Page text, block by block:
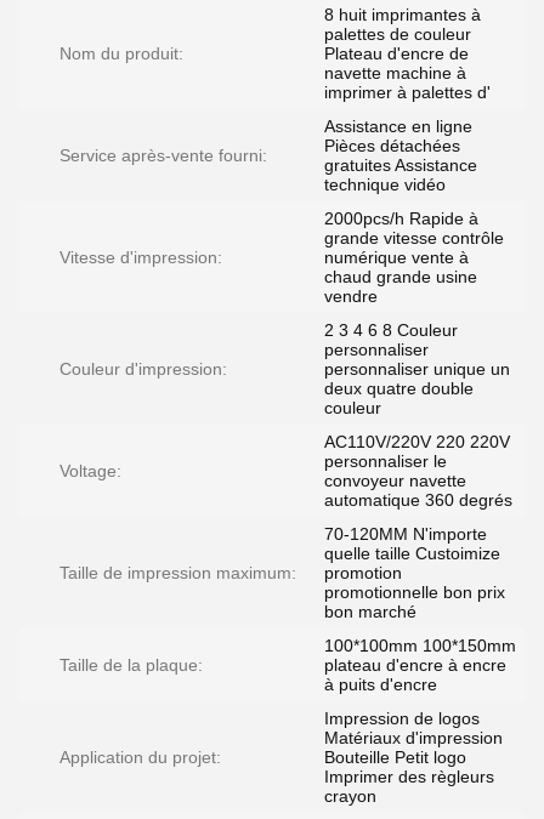
Nom du produit:
8 huit imprimantes à
palettes de couleur
Plateau d'encre de
navette machine à
imprimer à palettes d'
Service après-vente fourni:
Assistance en ligne
Pièces détachées
gratuites Assistance
technique vidéo
Vitesse d'impression:
2000pcs/h Rapide à
grande vitesse contrôle
numérique vente à
chaud grande usine
vendre
Couleur d'impression:
2 3 4 6 8 Couleur
personnaliser
personnaliser unique un
deux quatre double
couleur
Voltage:
AC110V/220V 220 220V
personnaliser le
convoyeur navette
automatique 360 degrés
Taille de impression maximum:
70-120MM N'importe
quelle taille Custoimize
promotion
promotionnelle bon prix
bon marché
Taille de la plaque:
100*100mm 100*150mm
plateau d'encre à encre
à puits d'encre
Application du projet:
Impression de logos
Matériaux d'impression
Bouteille Petit logo
Imprimer des règleurs
crayon